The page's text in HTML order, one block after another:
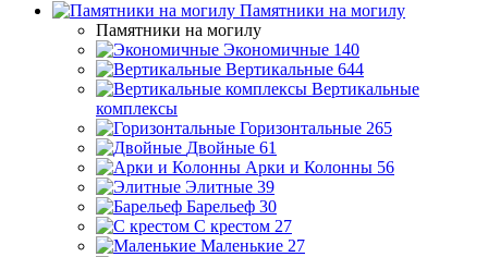
Памятники на могилу
Памятники на могилу
Экономичные 140
Вертикальные 644
Вертикальные
комплексы
Горизонтальные 265
Двойные 61
Арки и Колонны 56
Элитные 39
Барельеф 30
С крестом 27
Маленькие 27